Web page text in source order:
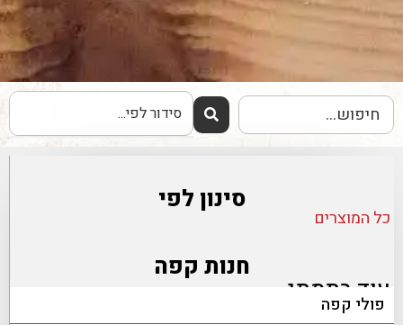
סינון לפי
כל המוצרים
חנות קפה
פולי קפה
עוד בתמתי